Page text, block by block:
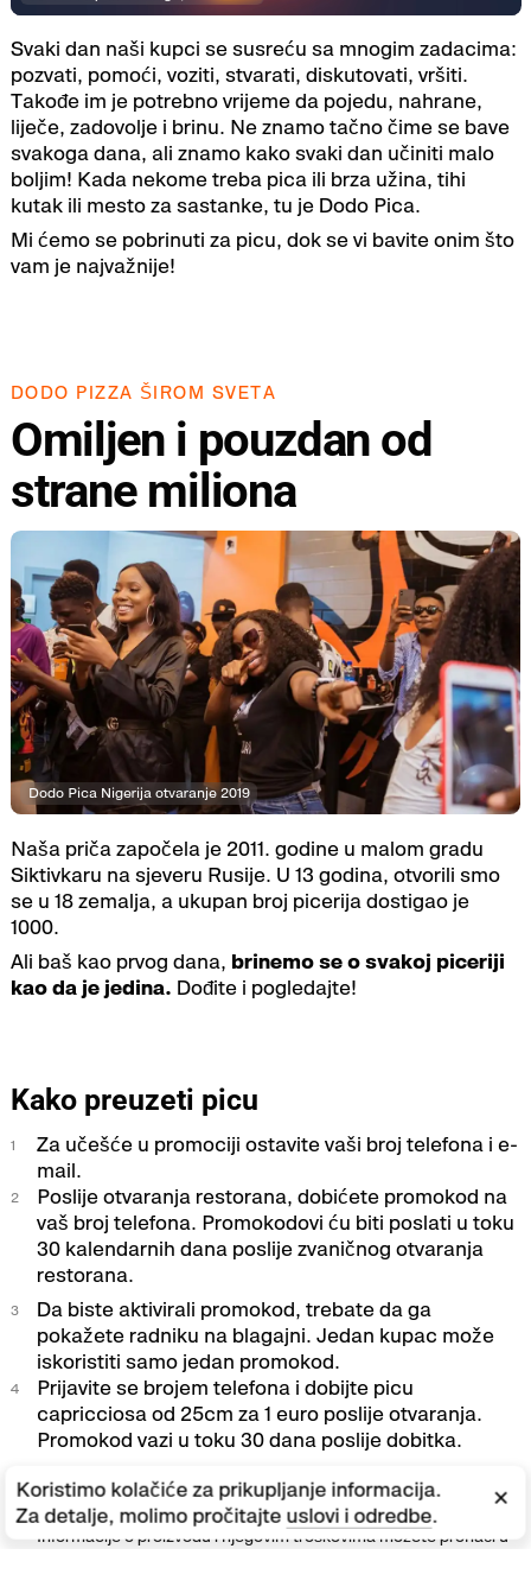
Koristimo kolačiće za prikupljanje informacija.
Za detalje, molimo pročitajte uslovi i odredbe. ×
Svaki dan naši kupci se susreću sa mnogim zadacima:
pozvati, pomoći, voziti, stvarati, diskutovati, vršiti.
Takođe im je potrebno vrijeme da pojedu, nahrane,
liječe, zadovolje i brinu. Ne znamo tačno čime se bave
svakoga dana, ali znamo kako svaki dan učiniti malo
boljim! Kada nekome treba pica ili brza užina, tihi
kutak ili mesto za sastanke, tu je Dodo Pica.
Mi ćemo se pobrinuti za picu, dok se vi bavite onim što
vam je najvažnije!
DODO PIZZA ŠIROM SVETA
Omiljen i pouzdan od
strane miliona
Dodo Pica Nigerija otvaranje 2019
Naša priča započela je 2011. godine u malom gradu
Siktivkaru na sjeveru Rusije. U 13 godina, otvorili smo
se u 18 zemalja, a ukupan broj picerija dostigao je
1000.
Ali baš kao prvog dana, brinemo se o svakoj piceriji
kao da je jedina. Dođite i pogledajte!
Kako preuzeti picu
Za učešće u promociji ostavite vaši broj telefona i e-
mail.
Poslije otvaranja restorana, dobićete promokod na
vaš broj telefona. Promokodovi ću biti poslati u toku
30 kalendarnih dana poslije zvaničnog otvaranja
restorana.
Da biste aktivirali promokod, trebate da ga
pokažete radniku na blagajni. Jedan kupac može
iskoristiti samo jedan promokod.
Prijavite se brojem telefona i dobijte picu
capricciosa od 25cm za 1 euro poslije otvaranja.
Promokod vazi u toku 30 dana poslije dobitka.
promocije. Promocija se odnosi samo na dostavu i za ponijeti sa
minimalnim ukupnim iznosom proizvoda u korpi od 1000 dinara.
Informacije o proizvodu i njegovim troškovima možete pronaći u